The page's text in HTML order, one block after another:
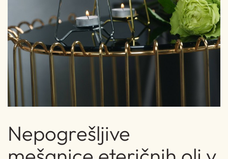
Nepogrešljive